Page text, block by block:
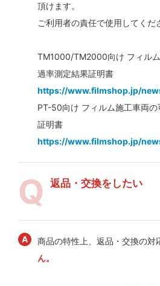
頂けます。
ご利用者の責任で使用してくだ
TM1000/TM2000向け フィル
過率測定結果証明書
https://www.filmshop.jp/
PT-50向け フィルム施工車両
証明書
https://www.filmshop.jp/
返品・交換をしたい
商品の特性上、返品・交換の対
ん。